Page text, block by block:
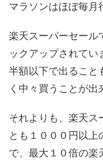
マラソンはほぼ毎月
楽天スーパーセール
ックアップされてい
半額以下で出ること
く中々買うことが出
それよりも、楽天ス
とも１０００円以上
で、最大１０倍の楽